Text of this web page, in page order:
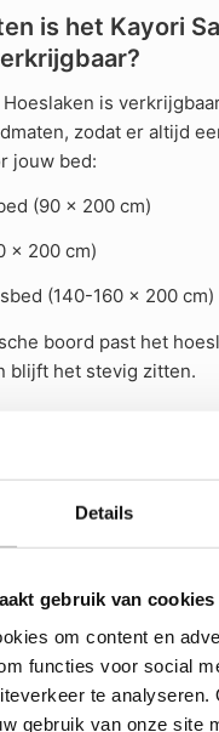
Details
gebruik van cookies
om content en
functies voor social
te analyseren.
gebruik van onze site
is het Kayori
is
zodat er altijd
jouw bed:
(90 x 200 cm)
x 200 cm)
(140-160 x 200 cm)
boord past het
blijft het stevig zitten.
kopen?
een duurzaam,
dat geschikt is voor
pasvorm slaap
Saiko Hoeslaken
Heb je nog vragen of
het beste bij jouw